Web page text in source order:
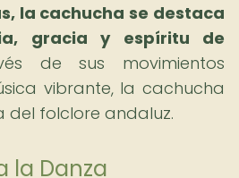
la cachucha se destaca
gracia y espíritu de
de sus movimientos
vibrante, la cachucha
del folclore andaluz.
la Danza